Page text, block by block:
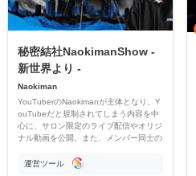
秘密結社NaokimanShow -
新世界より -
Naokiman
YouTuberのNaokimanが主体となり、Y
ouTubeだと規制されてしまう内容を中
心に、サロン限定のライブ配信やオリジ
ナル動画を公開。また、メンバー同士の
ただいています。
運営ツール